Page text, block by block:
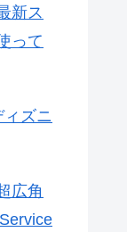
新ス
って
ズニ
広角